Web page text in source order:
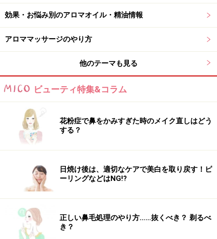
効果・お悩み別のアロマオイル・精油情報
アロママッサージのやり方
他のテーマも見る
ビューティ特集&コラム
花粉症で鼻をかみすぎた時のメイク直しはどう
する？
日焼け後は、適切なケアで美白を取り戻す！ピ
ーリングなどはNG!?
正しい鼻毛処理のやり方……抜くべき？ 剃るべ
き？